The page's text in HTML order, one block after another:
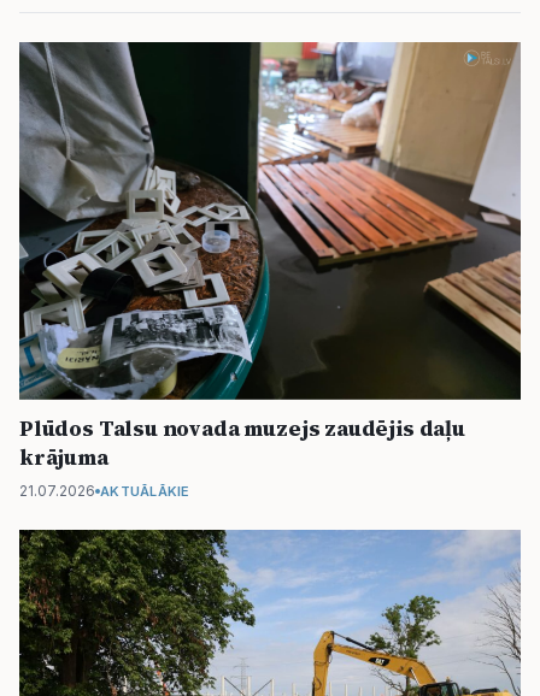
Plūdos Talsu novada muzejs zaudējis daļu
krājuma
21.07.2026 AKTUĀLĀKIE